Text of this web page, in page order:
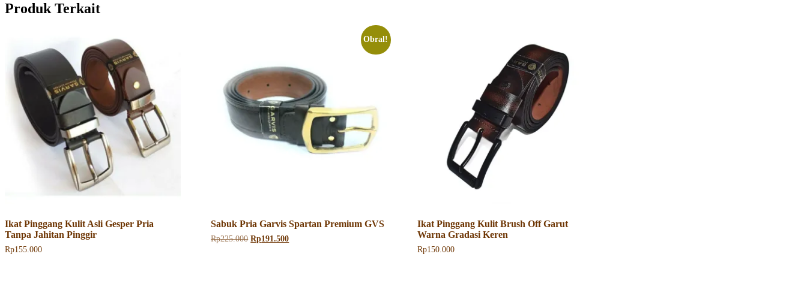
Produk Terkait
Ikat Pinggang Kulit Asli Gesper Pria
Tanpa Jahitan Pinggir
Rp155.000
Obral!
Sabuk Pria Garvis Spartan Premium GVS
Rp225.000 Harga
Rp191.500Harga
Ikat Pinggang Kulit Brush Off Garut
Warna Gradasi Keren
Rp150.000